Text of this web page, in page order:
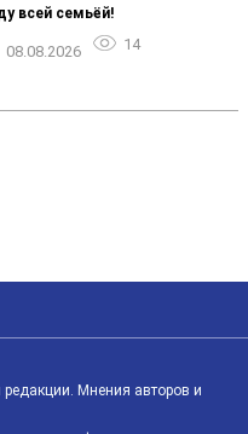
всей семьёй!
08.08.2026 14
редакции. Мнения авторов и